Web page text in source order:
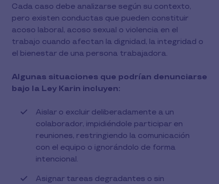
Cada caso debe analizarse según su contexto,
pero existen conductas que pueden constituir
acoso laboral, acoso sexual o violencia en el
trabajo cuando afectan la dignidad, la integridad o
el bienestar de una persona trabajadora.
Algunas situaciones que podrían denunciarse
bajo la Ley Karin incluyen:
Aislar o excluir deliberadamente a un
colaborador, impidiéndole participar en
reuniones, restringiendo la comunicación
con el equipo o ignorándolo de forma
intencional.
Asignar tareas degradantes o sin